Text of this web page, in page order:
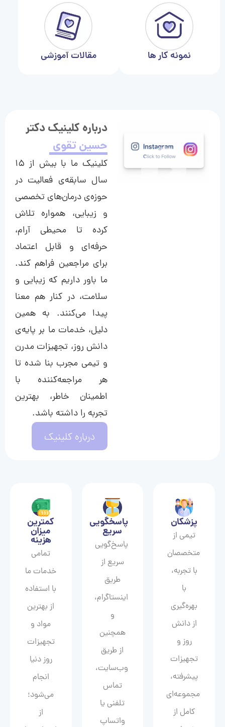
نمونه کار ها مقالات آموزشی
درباره کلینیک دکتر
حسین تقوی
کلینیک ما با بیش از ۱۵
سال سابقه‌ی فعالیت در
حوزه‌ی درمان‌های تخصصی
و زیبایی، همواره تلاش
کرده تا محیطی آرام،
حرفه‌ای و قابل اعتماد
برای مراجعین فراهم کند.
ما باور داریم که زیبایی و
سلامت، در کنار هم معنا
پیدا می‌کنند. به همین
دلیل، خدمات ما بر پایه‌ی
دانش روز، تجهیزات مدرن
و تیمی مجرب بنا شده تا
هر مراجعه‌کننده با
اطمینان خاطر، بهترین
تجربه را داشته باشد.
درباره کلینیک
پزشکان
تیمی از
متخصصان
با تجربه،
با
بهره‌گیری
از دانش
روز و
تجهیزات
پیشرفته،
مجموعه‌ای
کامل از
پاسخگویی
سریع
پاسخ‌گویی
سریع از
طریق
اینستاگرام،
و
همچنین
از طریق
وب‌سایت،
تماس
تلفنی یا
واتساپ
کمترین
میزان
هزینه
تمامی
خدمات ما
با استفاده
از بهترین
مواد و
تجهیزات
روز دنیا
انجام
می‌شود؛
از